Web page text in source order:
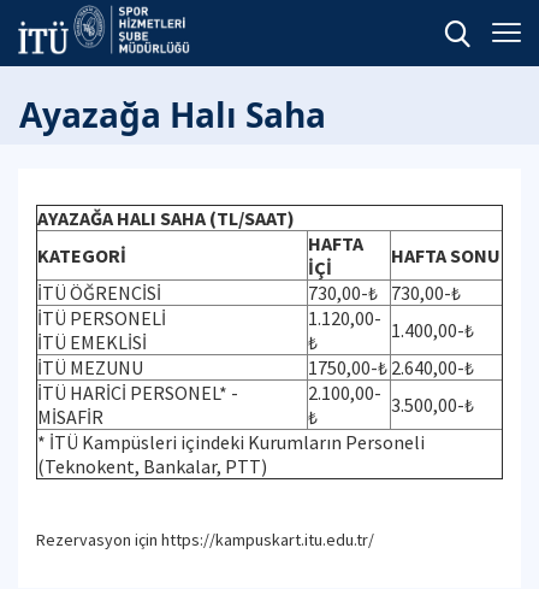
Ayazağa Halı Saha
AYAZAĞA HALI SAHA (TL/SAAT)
KATEGORİ
HAFTA
İÇİ
HAFTA SONU
İTÜ ÖĞRENCİSİ
730,00-₺ 730,00-₺
İTÜ PERSONELİ
İTÜ EMEKLİSİ
1.120,00-
₺
1.400,00-₺
İTÜ MEZUNU
1750,00-₺ 2.640,00-₺
İTÜ HARİCİ PERSONEL* -
MİSAFİR
2.100,00-
₺
3.500,00-₺
* İTÜ Kampüsleri içindeki Kurumların Personeli
(Teknokent, Bankalar, PTT)
Rezervasyon için https://kampuskart.itu.edu.tr/